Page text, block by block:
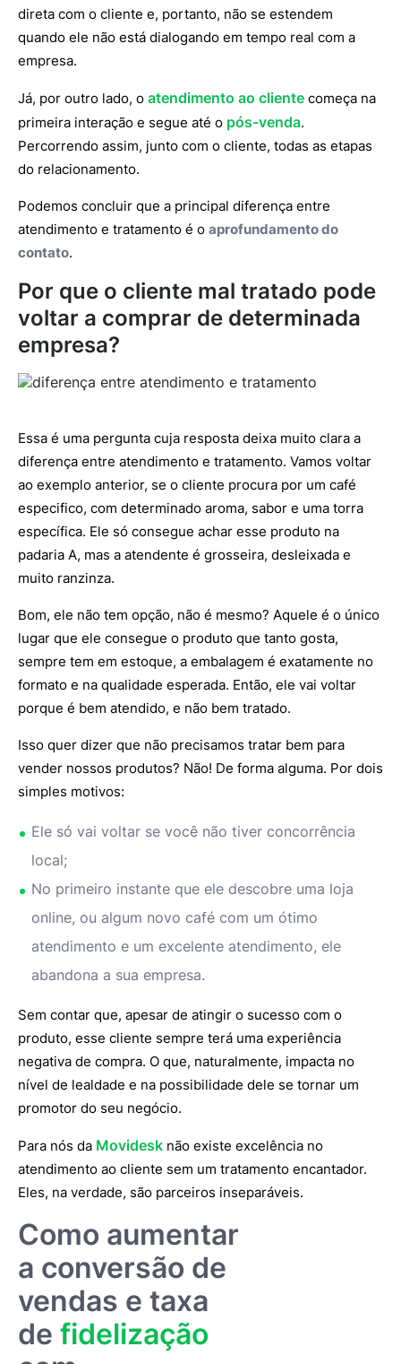
direta com o cliente e, portanto, não se estendem
quando ele não está dialogando em tempo real com a
empresa.
Já, por outro lado, o atendimento ao cliente começa na
primeira interação e segue até o pós-venda.
Percorrendo assim, junto com o cliente, todas as etapas
do relacionamento.
Podemos concluir que a principal diferença entre
atendimento e tratamento é o aprofundamento do
contato.
Por que o cliente mal tratado pode
voltar a comprar de determinada
empresa?
Essa é uma pergunta cuja resposta deixa muito clara a
diferença entre atendimento e tratamento. Vamos voltar
ao exemplo anterior, se o cliente procura por um café
especifico, com determinado aroma, sabor e uma torra
específica. Ele só consegue achar esse produto na
padaria A, mas a atendente é grosseira, desleixada e
muito ranzinza.
Bom, ele não tem opção, não é mesmo? Aquele é o único
lugar que ele consegue o produto que tanto gosta,
sempre tem em estoque, a embalagem é exatamente no
formato e na qualidade esperada. Então, ele vai voltar
porque é bem atendido, e não bem tratado.
Isso quer dizer que não precisamos tratar bem para
vender nossos produtos? Não! De forma alguma. Por dois
simples motivos:
Ele só vai voltar se você não tiver concorrência
local;
No primeiro instante que ele descobre uma loja
online, ou algum novo café com um ótimo
atendimento e um excelente atendimento, ele
abandona a sua empresa.
Sem contar que, apesar de atingir o sucesso com o
produto, esse cliente sempre terá uma experiência
negativa de compra. O que, naturalmente, impacta no
nível de lealdade e na possibilidade dele se tornar um
promotor do seu negócio.
Para nós da Movidesk não existe excelência no
atendimento ao cliente sem um tratamento encantador.
Eles, na verdade, são parceiros inseparáveis.
Como aumentar
a conversão de
vendas e taxa
de fidelização